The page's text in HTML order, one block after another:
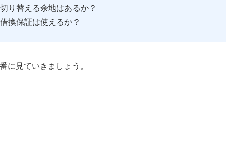
り替える余地はあるか？
換保証は使えるか？
に見ていきましょう。